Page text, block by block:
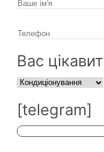
Вас
[telegram]